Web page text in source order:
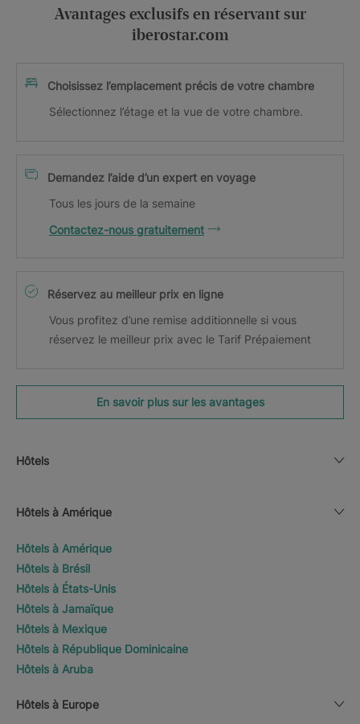
Avantages exclusifs en réservant sur
iberostar.com
Choisissez l’emplacement précis de votre chambre
Sélectionnez l’étage et la vue de votre chambre.
Demandez l’aide d’un expert en voyage
Tous les jours de la semaine
Contactez-nous gratuitement
Réservez au meilleur prix en ligne
Vous profitez d’une remise additionnelle si vous
réservez le meilleur prix avec le Tarif Prépaiement
En savoir plus sur les avantages
Hôtels
Hôtels à Amérique
Hôtels à Amérique
Hôtels à Brésil
Hôtels à États-Unis
Hôtels à Jamaïque
Hôtels à Mexique
Hôtels à République Dominicaine
Hôtels à Aruba
Hôtels à Europe